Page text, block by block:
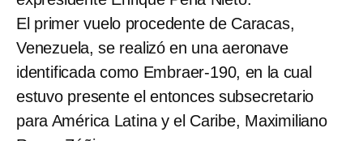
El primer vuelo procedente de Caracas,
Venezuela, se realizó en una aeronave
identificada como Embraer-190, en la cual
estuvo presente el entonces subsecretario
para América Latina y el Caribe, Maximiliano